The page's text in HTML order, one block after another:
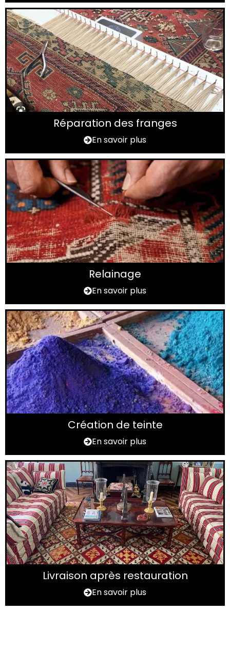
Réparation des franges
En savoir plus
Relainage
En savoir plus
Création de teinte
En savoir plus
Livraison après restauration
En savoir plus